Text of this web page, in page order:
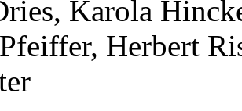
Karola
Herbert